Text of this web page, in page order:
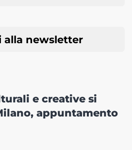
alla newsletter
e creative si
appuntamento